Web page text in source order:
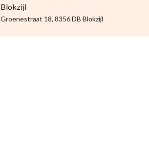
Blokzijl
Groenestraat 18, 8356 DB Blokzijl